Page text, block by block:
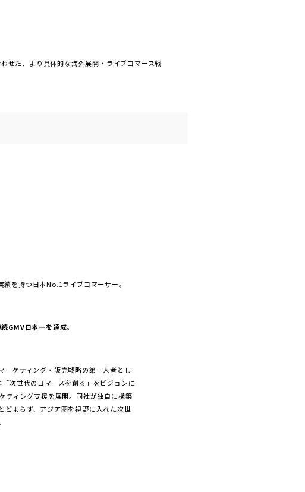
せた、より具体的な海外展開・ライブコマース戦
を持つ日本No.1ライブコマーサー。
日本一を達成。
ーケティング・販売戦略の第一人者とし
次世代のコマースを創る」をビジョンに
ティング支援を展開。同社が独自に構築
どまらず、アジア圏を視野に入れた次世